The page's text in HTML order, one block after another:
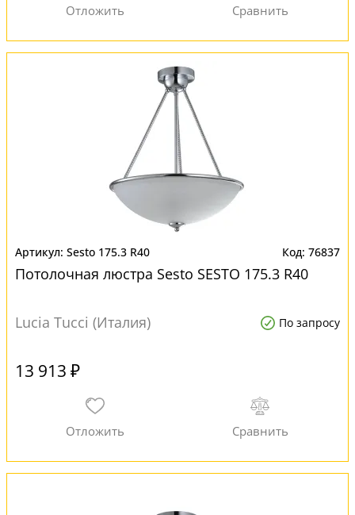
Sesto 175.3 R40 76837
Потолочная люстра Sesto SESTO 175.3 R40
Lucia Tucci (Италия) По запросу
13 913 ₽